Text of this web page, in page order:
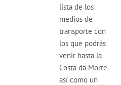
lista de los
medios de
transporte con
los que podrás
venir hasta la
Costa da Morte
así como un